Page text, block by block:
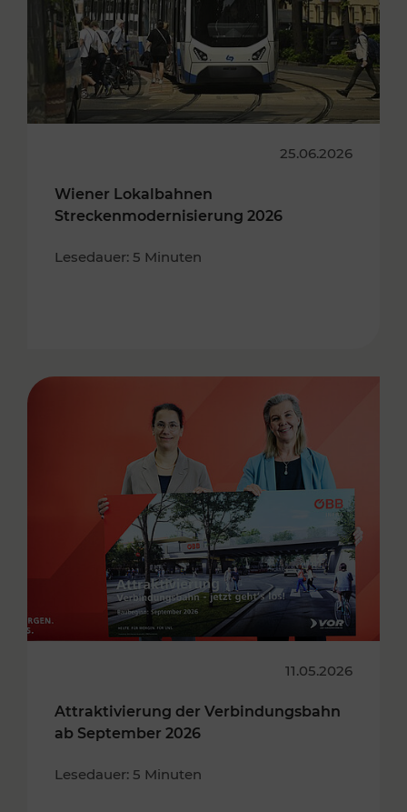
25.06.2026
Wiener Lokalbahnen
Streckenmodernisierung 2026
Lesedauer: 5 Minuten
11.05.2026
Attraktivierung der Verbindungsbahn
ab September 2026
Lesedauer: 5 Minuten